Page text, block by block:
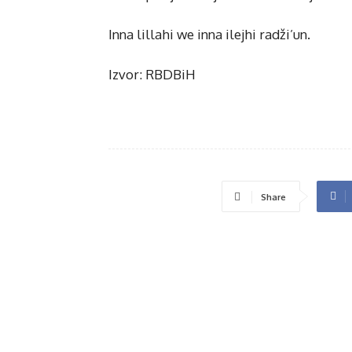
Inna lillahi we inna ilejhi radži’un.
Izvor: RBDBiH
Share